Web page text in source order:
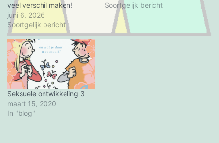
veel verschil maken!
juni 6, 2026
Soortgelijk bericht
Soortgelijk bericht
Seksuele ontwikkeling 3
maart 15, 2020
In "blog"